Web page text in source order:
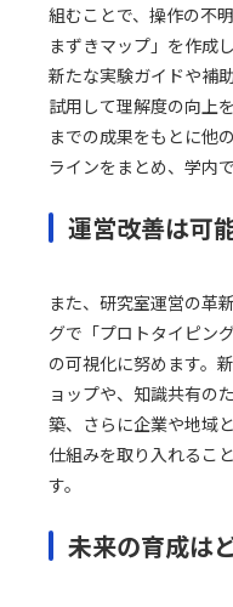
組むことで、操作の不
まずきマップ」を作成
新たな実験ガイドや補
試用して理解度の向上
までの成果をもとに他
ラインをまとめ、学内
運営改善は可
また、研究室運営の革
グで「プロトタイピン
の可視化に努めます。
ョップや、知識共有の
築、さらに企業や地域
仕組みを取り入れるこ
す。
未来の育成は